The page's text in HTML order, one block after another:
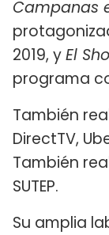
Campanas
2019, yEl
programa
También
DirectTV,
También
SUTEP.
Su amplia